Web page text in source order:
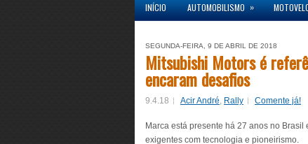
INÍCIO AUTOMOBILISMO »
SEGUNDA-FEIRA, 9 DE ABRIL DE 2018
Mitsubishi Motors é
encaram desafios
9.4.18 Acir André, Rally Comente já!
Marca está presente há 27 anos no
exigentes com tecnologia e pioneirismo.